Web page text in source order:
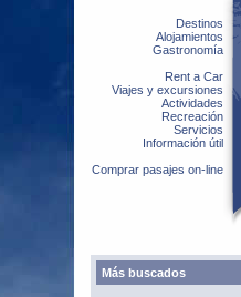
Destinos
Alojamientos
Gastronomía
Rent a Car
Viajes y excursiones
Actividades
Recreación
Servicios
Información útil
Comprar pasajes on-line
Más buscados